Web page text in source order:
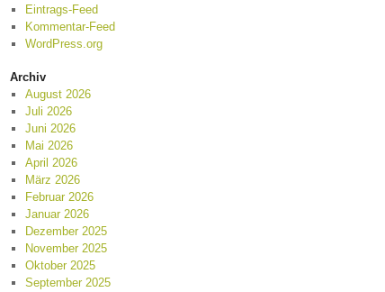
Eintrags-Feed
Kommentar-Feed
WordPress.org
Archiv
August 2026
Juli 2026
Juni 2026
Mai 2026
April 2026
März 2026
Februar 2026
Januar 2026
Dezember 2025
November 2025
Oktober 2025
September 2025